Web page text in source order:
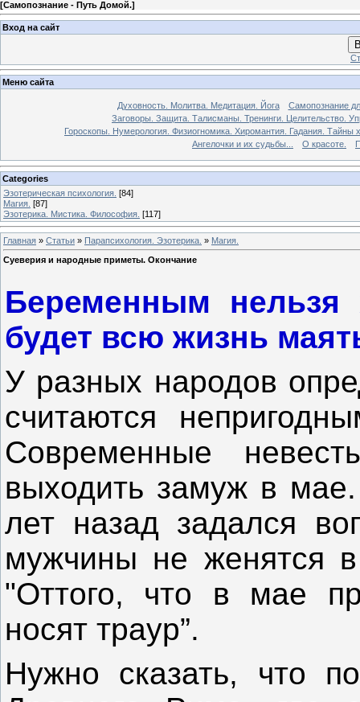
[Самопознание - Путь Домой.]
Вход на сайт
Меню сайта
Духовность. Молитва. Медитация. Йога
Самопознание
Заговоры. Защита. Талисманы. Тренинги. Целительство.
Гороскопы. Нумерология. Физиогномика. Хиромантия. Гадания. Тайны
Ангелочки и их судьбы...
О красоте.
Categories
Эзотерическая психология. [84]
Магия. [87]
Эзотерика. Мистика. Философия. [117]
Главная » Статьи » Парапсихология. Эзотерика. » Магия.
Суеверия и народные приметы. Окончание
Беременным нельзя
будет всю жизнь
У разных народов
считаются
Современные
выходить замуж в
лет назад задался
мужчины не женятся
"Оттого, что в мае
носят траур”.
Нужно сказать, что